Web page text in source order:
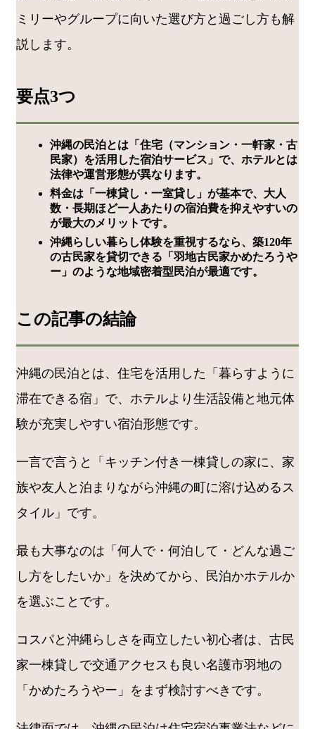
ミリーやグループに向いた選び方と過ごし方も解
説します。
要点3つ
沖縄の民泊とは「住宅（マンション・一軒家・古
民家）を活用した宿泊サービス」で、ホテルとは
法律や運営形態が異なります。
料金は「一棟貸し・一室貸し」が基本で、大人
数・長期ほど一人あたりの宿泊費を抑えやすいの
が最大のメリットです。
沖縄らしい暮らし体験を重視するなら、築120年
の古民家を貸切できる「羽地古民家かめたろうや
ー」のような地域密着型民泊が最適です。
この記事の結論
沖縄の民泊とは、住宅を活用した「暮らすように
滞在できる宿」で、ホテルより生活設備と地元体
験が充実しやすい宿泊形態です。
一言で言うと「キッチン付き一棟貸しの家に、家
族や友人と泊まりながら沖縄の町に溶け込めるス
タイル」です。
最も大事なのは「何人で・何泊して・どんな過ご
し方をしたいか」を決めてから、民泊かホテルか
を選ぶことです。
コスパと沖縄らしさを両立したい初心者は、古民
家一棟貸しで交通アクセスも良い名護市羽地の
「かめたろうやー」をまず検討すべきです。